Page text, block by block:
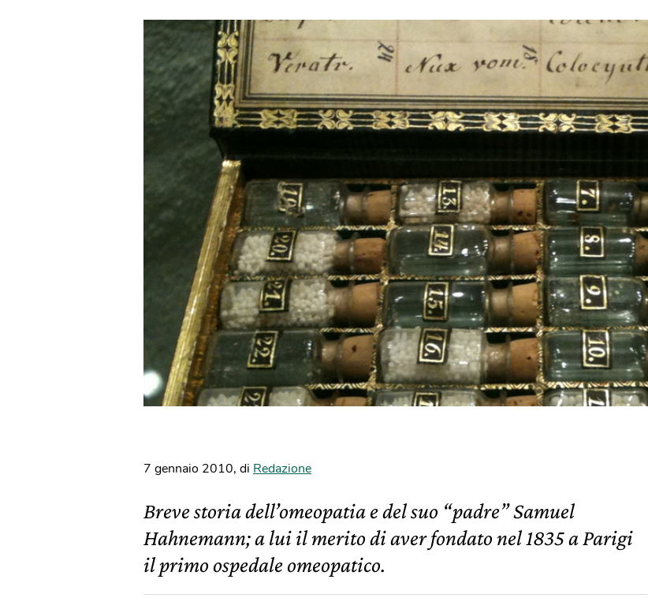
7 gennaio 2010, di Redazione
Breve storia dell’omeopatia e del suo “padre” Samuel
Hahnemann; a lui il merito di aver fondato nel 1835 a Parigi
il primo ospedale omeopatico.